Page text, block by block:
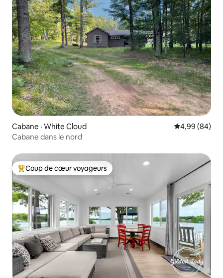
Cabane · White Cloud Note
4,99 (84)
Cabane dans le nord
Coup de cœur voyageurs parmi les plus aimés
Coup de cœur voyageurs